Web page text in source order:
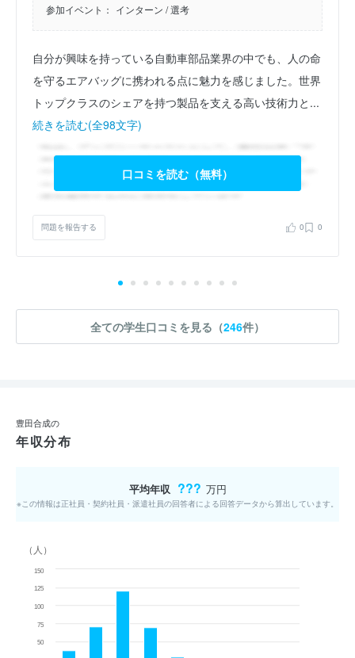
参加イベント： インターン / 選考
自分が興味を持っている自動車部品業界の中でも、人の命
を守るエアバッグに携われる点に魅力を感じました。世界
トップクラスのシェアを持つ製品を支える高い技術力と...
続きを読む(全98文字)
口コミを読む（無料）
問題を報告する 0 0
全ての学生口コミを見る（246件）
豊田合成の
年収分布
平均年収 ??? 万円
※この情報は正社員・契約社員・派遣社員の回答者による回答データから算出しています。
（人）
50
75
100
125
150